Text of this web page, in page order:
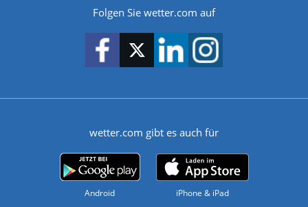
Folgen Sie wetter.com auf
wetter.com gibt es auch für
Android iPhone & iPad